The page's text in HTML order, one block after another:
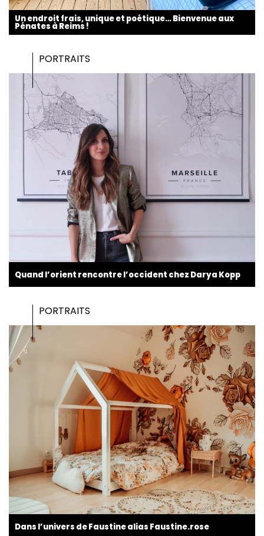
Un endroit frais, unique et poétique… Bienvenue aux
Pénates à Reims !
PORTRAITS
Quand l’orient rencontre l’occident chez Darya Kopp
PORTRAITS
Dans l’univers de Faustine alias Faustine.rose